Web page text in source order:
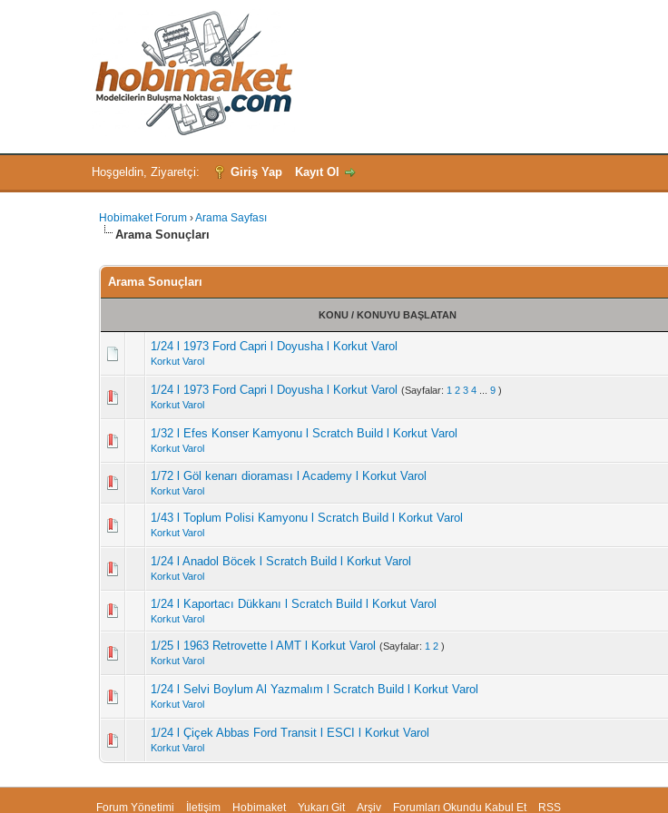
Hoşgeldin, Ziyaretçi: Giriş Yap Kayıt Ol
Hobimaket Forum ›Arama Sayfası
Arama Sonuçları
Arama Sonuçları
KONU / KONUYU BAŞLATAN
1/24 l 1973 Ford Capri l Doyusha l Korkut Varol
Korkut Varol
1/24 l 1973 Ford Capri l Doyusha l Korkut Varol (Sayfalar: 1 2 3 4 ...9 )
Korkut Varol
1/32 l Efes Konser Kamyonu l Scratch Build l Korkut Varol
Korkut Varol
1/72 l Göl kenarı dioraması l Academy l Korkut Varol
Korkut Varol
1/43 l Toplum Polisi Kamyonu l Scratch Build l Korkut Varol
Korkut Varol
1/24 l Anadol Böcek l Scratch Build l Korkut Varol
Korkut Varol
1/24 l Kaportacı Dükkanı l Scratch Build l Korkut Varol
Korkut Varol
1/25 l 1963 Retrovette l AMT l Korkut Varol (Sayfalar: 1 2 )
Korkut Varol
1/24 l Selvi Boylum Al Yazmalım l Scratch Build l Korkut Varol
Korkut Varol
1/24 l Çiçek Abbas Ford Transit l ESCI l Korkut Varol
Korkut Varol
Forum Yönetimi İletişim Hobimaket Yukarı Git Arşiv Forumları Okundu Kabul Et RSS